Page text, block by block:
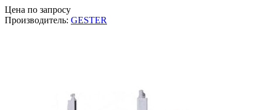
Цена по запросу
Производитель: GESTER